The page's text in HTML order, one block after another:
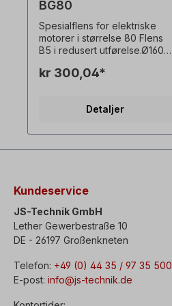
BG80
Spesialflens for elektriske
motorer i størrelse 80 Flens
B5 i redusert utførelse.Ø160
M)Bore=4 x Ø10mm
størrelse! ! kun tilleggsavgift
enkeltvis !
kr 300,04*
Detaljer
Kundeservice
JS-Technik GmbH
Lether Gewerbestraße 10
DE - 26197 Großenkneten
Telefon: +49 (0) 44 35 / 97 35 500
E-post: info@js-technik.de